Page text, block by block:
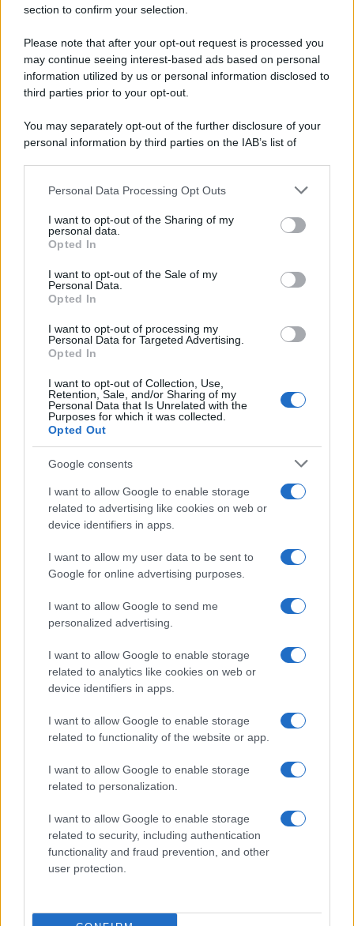
section to confirm your selection.
Please note that after your opt-out request is processed you
may continue seeing interest-based ads based on personal
information utilized by us or personal information disclosed to
third parties prior to your opt-out.
You may separately opt-out of the further disclosure of your
personal information by third parties on the IAB’s list of
This information may also be disclosed by us to third parties
disclose it to other third parties.
Please note that this website/app uses one or more Google
services and may gather and store information including but
not limited to your visit or usage behaviour. You may click to
grant or deny consent to Google and its third-party tags to
consent section.
Personal Data Processing Opt Outs
I want to opt-out of the Sharing of my
personal data.
Opted In
I want to opt-out of the Sale of my
Personal Data.
Opted In
I want to opt-out of processing my
Personal Data for Targeted Advertising.
Opted In
I want to opt-out of Collection, Use,
Retention, Sale, and/or Sharing of my
Personal Data that Is Unrelated with the
Purposes for which it was collected.
Opted Out
Google consents
I want to allow Google to enable storage
related to advertising like cookies on web or
device identifiers in apps.
I want to allow my user data to be sent to
Google for online advertising purposes.
I want to allow Google to send me
personalized advertising.
I want to allow Google to enable storage
related to analytics like cookies on web or
device identifiers in apps.
I want to allow Google to enable storage
related to functionality of the website or app.
I want to allow Google to enable storage
related to personalization.
I want to allow Google to enable storage
related to security, including authentication
functionality and fraud prevention, and other
user protection.